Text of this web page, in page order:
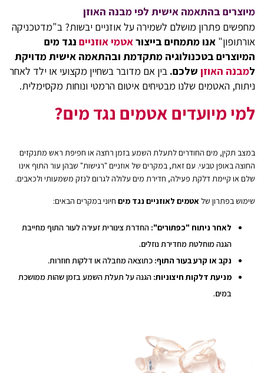
מיוצרים בהתאמה אישית לפי מבנה האוזן
מחפשים פתרון מושלם לשמירה על אוזניים יבשות? ב"מדטכניקה
אורתופון" אנו מתמחים בייצוראטמי אוזניים נגד מים
המיוצרים בטכנולוגיה מתקדמת ובהתאמה אישית מדויקת
למבנה האוזן שלכם. בין אם מדובר בשחיין מקצועי או ילד לאחר
ניתוח, האטמים שלנו מבטיחים איטום הרמטי ונוחות מקסימלית.
למי מיועדים אטמים נגד מים?
במצב תקין, מים החודרים לתעלת השמע בזמן רחצה או חפיפת ראש מתנקזים
החוצה באופן טבעי. עם זאת, במקרים של אוזניים "רגישות" שבהן עור התוף אינו
שלם או קיימת דלקת פעילה, חדירת מים עלולה לגרום לנזק משמעותי ולכאבים.
שימוש בפתרון של אטמים לאוזניים נגד מים חיוני במקרים הבאים:
לאחר ניתוח "כפתורים": החדרת צינורית זעירה לעור התוף מחייבת
הגנה מוחלטת מחדירת נוזלים.
נקב או קרע בעור התוף: כתוצאה מחבלה או דלקות חוזרות.
מניעת דלקות חיצוניות: הגנה על תעלת השמע בזמן שהות ממושכת
במים.